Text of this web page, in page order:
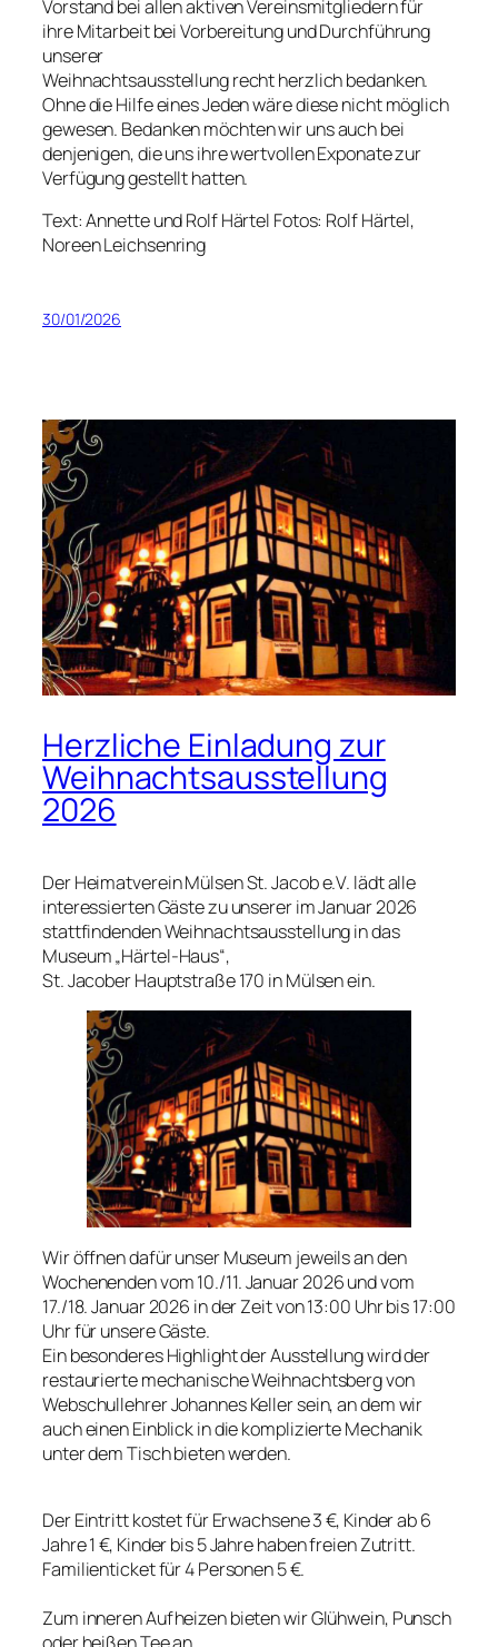
Vorstand bei allen aktiven Vereinsmitgliedern für
ihre Mitarbeit bei Vorbereitung und Durchführung
unserer
Weihnachtsausstellung recht herzlich bedanken.
Ohne die Hilfe eines Jeden wäre diese nicht möglich
gewesen. Bedanken möchten wir uns auch bei
denjenigen, die uns ihre wertvollen Exponate zur
Verfügung gestellt hatten.
Text: Annette und Rolf Härtel Fotos: Rolf Härtel,
Noreen Leichsenring
30/01/2026
Herzliche Einladung zur
Weihnachtsausstellung
2026
Der Heimatverein Mülsen St. Jacob e.V. lädt alle
interessierten Gäste zu unserer im Januar 2026
stattfindenden Weihnachtsausstellung in das
Museum „Härtel-Haus“,
St. Jacober Hauptstraße 170 in Mülsen ein.
Wir öffnen dafür unser Museum jeweils an den
Wochenenden vom 10./11. Januar 2026 und vom
17./18. Januar 2026 in der Zeit von 13:00 Uhr bis 17:00
Uhr für unsere Gäste.
Ein besonderes Highlight der Ausstellung wird der
restaurierte mechanische Weihnachtsberg von
Webschullehrer Johannes Keller sein, an dem wir
auch einen Einblick in die komplizierte Mechanik
unter dem Tisch bieten werden.
Der Eintritt kostet für Erwachsene 3 €, Kinder ab 6
Jahre 1 €, Kinder bis 5 Jahre haben freien Zutritt.
Familienticket für 4 Personen 5 €.
Zum inneren Aufheizen bieten wir Glühwein, Punsch